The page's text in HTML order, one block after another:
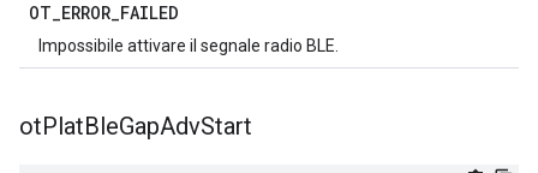
OT_ERROR_FAILED
Impossibile attivare il segnale radio BLE.
otPlatBleGapAdvStart